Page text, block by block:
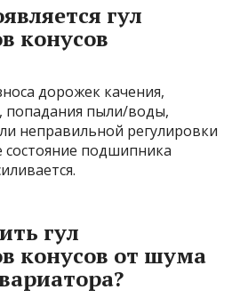
гул
конусов
дорожек качения,
попадания пыли/воды,
неправильной регулировки
состояние подшипника
гул
конусов от шума